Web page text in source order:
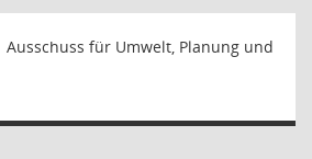
Ausschuss für Umwelt, Planung und